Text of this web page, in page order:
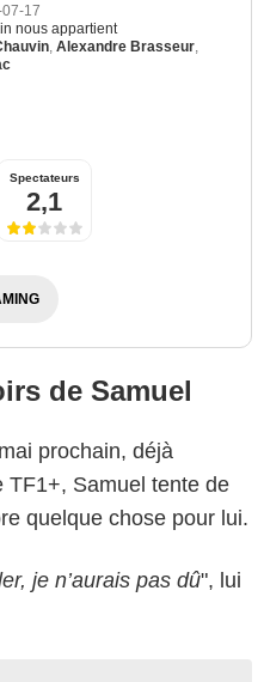
17
nous appartient
Alexandre Brasseur
Spectateurs
2,1
de Samuel
prochain, déjà
TF1+, Samuel tente de
quelque chose pour lui.
je n’aurais pas dû", lui